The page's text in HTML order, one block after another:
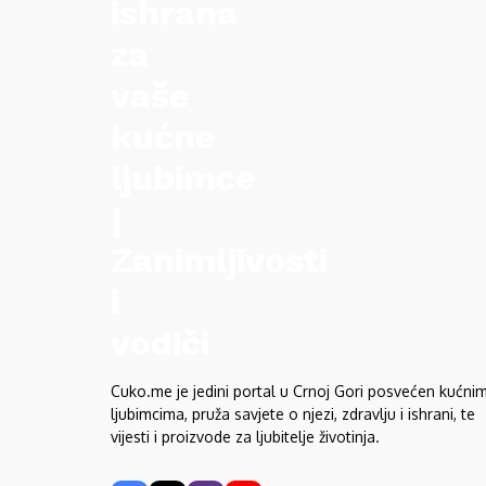
Cuko.me je jedini portal u Crnoj Gori posvećen
ljubimcima, pruža savjete o njezi, zdravlju i ishrani, te
vijesti i proizvode za ljubitelje životinja.